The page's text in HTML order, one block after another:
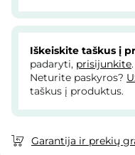
Iškeiskite taškus į
padaryti, prisijunkite.
Neturite paskyros?
taškus į produktus.
Garantija ir prekių